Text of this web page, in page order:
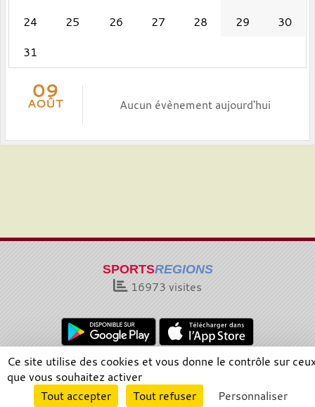
24
25 26 27 28 29
30
31
09
AOÛT Aucun évènement aujourd'hui
SPORTSREGIONS
16973 visites
Charte cookies
Gestion des cookies
Informations légales
Signaler un contenu inapproprié
Envie de participer ?
Connexion
Ce site utilise des cookies et vous donne le contrôle sur
que vous souhaitez activer
Tout accepter
Tout refuser Personnaliser